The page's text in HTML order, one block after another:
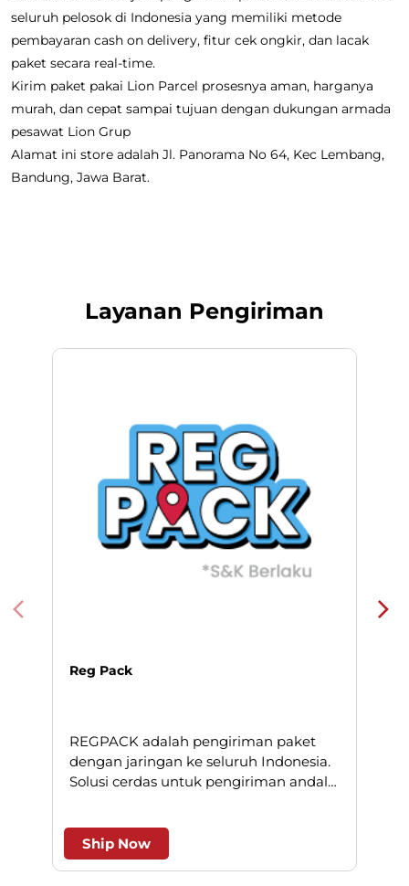
Tentang Lion Parcel
Lion Parcel adalah jasa pengiriman paket kecil dan besar ke
pesawat Lion Grup
Layanan Pengiriman
Reg Pack